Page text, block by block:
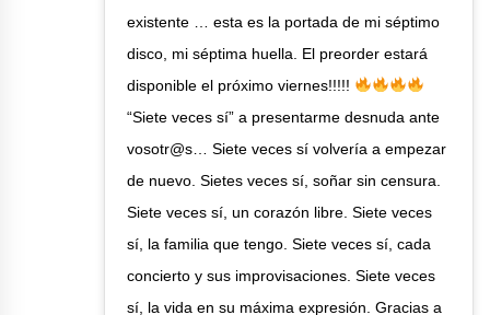
existente … esta es la portada de mi séptimo
disco, mi séptima huella. El preorder estará
disponible el próximo viernes!!!!!
“Siete veces sí” a presentarme desnuda ante
vosotr@s… Siete veces sí volvería a empezar
de nuevo. Sietes veces sí, soñar sin censura.
Siete veces sí, un corazón libre. Siete veces
sí, la familia que tengo. Siete veces sí, cada
concierto y sus improvisaciones. Siete veces
sí, la vida en su máxima expresión. Gracias a